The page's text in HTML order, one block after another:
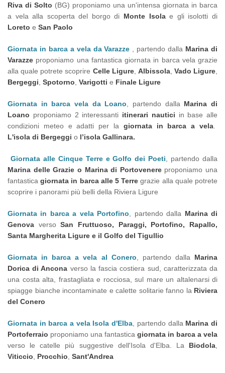
Riva di Solto (BG) proponiamo una un'intensa giornata in barca
a vela alla scoperta del borgo di Monte Isolae gli isolotti di
Loreto e San Paolo
Giornata in barca a vela da Varazze , partendo dalla Marina di
Varazze proponiamo una fantastica giornata in barca vela grazie
alla quale potrete scoprire Celle Ligure, Albissola, Vado Ligure
Bergeggi Spotorno Varigotti e Finale Ligure
Giornata in barca vela da Loano , partendo dalla Marina di
Loano proponiamo 2 interessanti itinerari nautici in base alle
condizioni meteo e adatti per la giornata in barca a vela
L'isola di Bergeggi o l’isola Gallinara.
Giornata alle Cinque Terre e Golfo dei Poeti , partendo dalla
Marina delle Grazie o Marina di Portovenereproponiamo una
fantasticagiornata in barca alle 5 Terre grazie alla quale potrete
scoprire i panorami più belli della Riviera Ligure
Giornata in barca a vela Portofino , partendo dalla Marina di
Genova versoSan Fruttuoso, Paraggi, Portofino, Rapallo,
Santa Margherita Ligure e il Golfo del Tigullio
Giornata in barca a vela al Conero , partendo dalla Marina
Dorica di Ancona verso la fascia costiera sud, caratterizzata da
una costa alta, frastagliata e rocciosa, sul mare un altalenarsi di
spiagge bianche incontaminate e calette solitarie fanno la Riviera
del Conero
Giornata in barca a vela Isola d'Elba , partendo dalla Marina di
Portoferraio proponiamo una fantastica giornata in barca a vela
verso le catelle più suggestive dell'Isola d'Elba. La Biodola
Viticcio
Procchio Sant'Andrea